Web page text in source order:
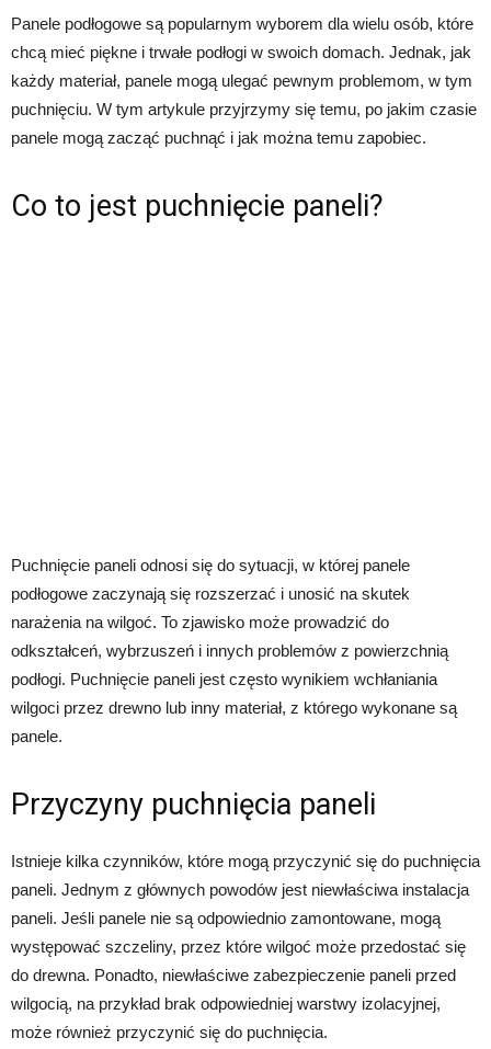
Panele podłogowe są popularnym wyborem dla wielu osób, które
chcą mieć piękne i trwałe podłogi w swoich domach. Jednak, jak
każdy materiał, panele mogą ulegać pewnym problemom, w tym
puchnięciu. W tym artykule przyjrzymy się temu, po jakim czasie
panele mogą zacząć puchnąć i jak można temu zapobiec.
Co to jest puchnięcie paneli?
Puchnięcie paneli odnosi się do sytuacji, w której panele
podłogowe zaczynają się rozszerzać i unosić na skutek
narażenia na wilgoć. To zjawisko może prowadzić do
odkształceń, wybrzuszeń i innych problemów z powierzchnią
podłogi. Puchnięcie paneli jest często wynikiem wchłaniania
wilgoci przez drewno lub inny materiał, z którego wykonane są
panele.
Przyczyny puchnięcia paneli
Istnieje kilka czynników, które mogą przyczynić się do puchnięcia
paneli. Jednym z głównych powodów jest niewłaściwa instalacja
paneli. Jeśli panele nie są odpowiednio zamontowane, mogą
występować szczeliny, przez które wilgoć może przedostać się
do drewna. Ponadto, niewłaściwe zabezpieczenie paneli przed
wilgocią, na przykład brak odpowiedniej warstwy izolacyjnej,
może również przyczynić się do puchnięcia.